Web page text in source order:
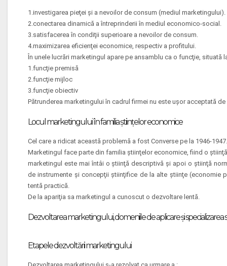
1.investigarea pieţei şi a nevoilor de consum (mediul marketingului).
2.conectarea dinamică a întreprinderii în mediul economico-social.
3.satisfacerea în condiţii superioare a nevoilor de consum.
4.maximizarea eficienţei economice, respectiv a profitului.
În unele lucrări marketingul apare pe ansamblu ca o funcţie, situată
1.funcţie premisă
2.funcţie mijloc
3.funcţie obiectiv
Pătrunderea marketingului în cadrul firmei nu este uşor acceptată
Locul marketingului în familia ştiinţelor economice
Cel care a ridicat această problemă a fost Converse pe la 1946-1947.
Marketingul face parte din familia ştiinţelor economice, fiind o
marketingul este mai întâi o ştiinţă descriptivă şi apoi o ştiinţă
de instrumente şi concepţii ştiinţifice de la alte ştiinţe
tentă practică.
De la apariţia sa marketingul a cunoscut o dezvoltare lentă.
Dezvoltarea marketingului, domeniile de aplicare şi specializarea
Etapele dezvoltării marketingului